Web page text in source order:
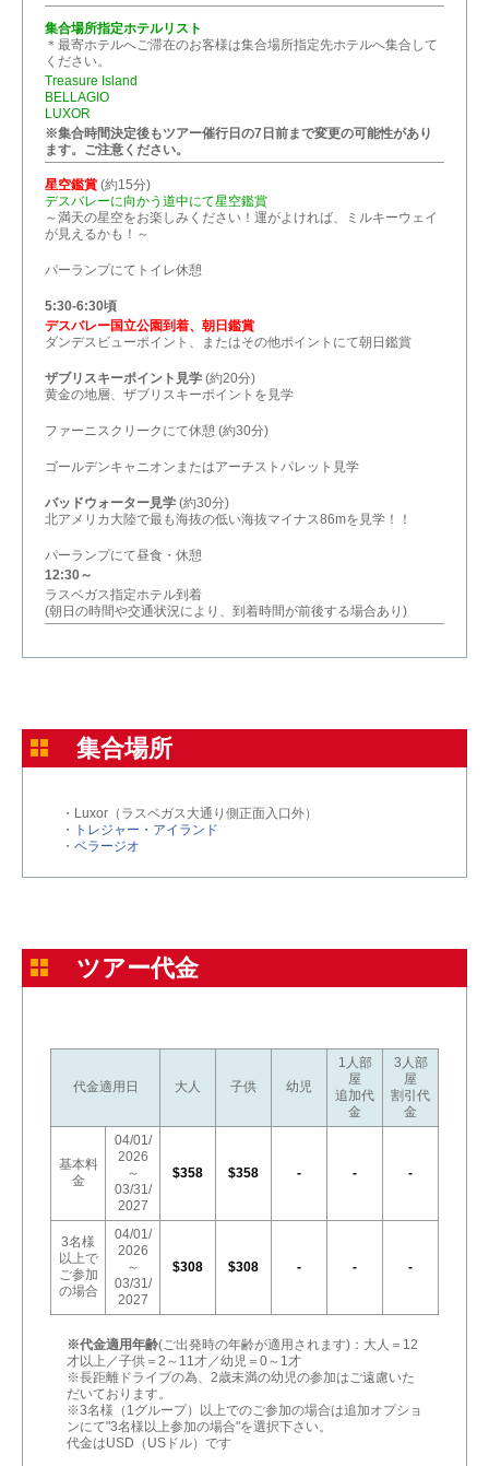
集合場所指定ホテルリスト
＊最寄ホテルへご滞在のお客様は集合場所指定先ホテルへ集合して
ください。
Treasure Island
BELLAGIO
LUXOR
※集合時間決定後もツアー催行日の7日前まで変更の可能性があり
ます。ご注意ください。
星空鑑賞 (約15分)
デスバレーに向かう道中にて星空鑑賞
～満天の星空をお楽しみください！運がよければ、ミルキーウェイ
が見えるかも！～
パーランプにてトイレ休憩
5:30-6:30頃
デスバレー国立公園到着、朝日鑑賞
ダンデスビューポイント、またはその他ポイントにて朝日鑑賞
ザブリスキーポイント見学 (約20分)
黄金の地層、ザブリスキーポイントを見学
ファーニスクリークにて休憩 (約30分)
ゴールデンキャニオンまたはアーチストパレット見学
バッドウォーター見学 (約30分)
北アメリカ大陸で最も海抜の低い海抜マイナス86mを見学！！
パーランプにて昼食・休憩
12:30～
ラスベガス指定ホテル到着
(朝日の時間や交通状況により、到着時間が前後する場合あり)
集合場所
・Luxor（ラスベガス大通り側正面入口外）
・
トレジャー・アイランド
・ ベラージオ
ツアー代金
代金適用日 大人 子供 幼児
1人部
屋
追加代
金
3人部
屋
割引代
金
基本料
金
04/01/
2026
～
03/31/
2027
$358 $358 - - -
3名様
以上で
ご参加
の場合
04/01/
2026
～
03/31/
2027
$308 $308 - - -
※代金適用年齢(ご出発時の年齢が適用されます)：大人＝12
才以上／子供＝2～11才／幼児＝0～1才
※長距離ドライブの為、2歳未満の幼児の参加はご遠慮いた
だいております。
※3名様（1グループ）以上でのご参加の場合は追加オプショ
ンにて"3名様以上参加の場合"を選択下さい。
代金はUSD（USドル）です